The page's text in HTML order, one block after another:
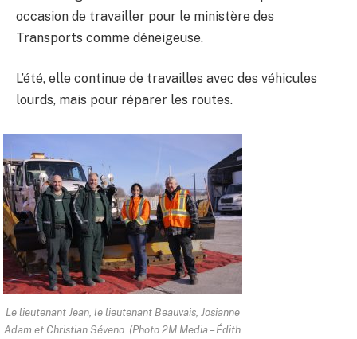
occasion de travailler pour le ministère des
Transports comme déneigeuse.
L’été, elle continue de travailles avec des véhicules
lourds, mais pour réparer les routes.
Le lieutenant Jean, le lieutenant Beauvais, Josianne
Adam et Christian Séveno. (Photo 2M.Media – Édith